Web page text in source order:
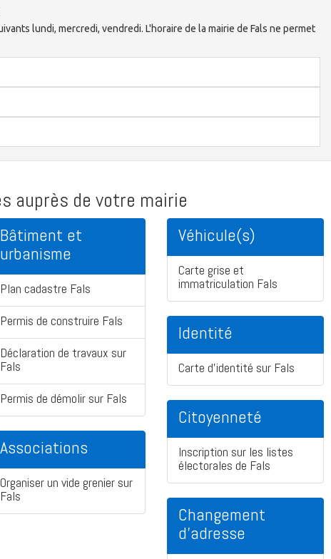
lundi, mercredi, vendredi. L'horaire de la mairie de Fals ne permet
auprès de votre mairie
Bâtiment et
urbanisme
Plan cadastre Fals
Permis de construire Fals
Déclaration de travaux sur
Fals
Permis de démolir sur Fals
Associations
Organiser un vide grenier sur
Fals
Véhicule(s)
Carte grise et
immatriculation Fals
Identité
Carte d'identité sur Fals
Citoyenneté
Inscription sur les listes
électorales de Fals
Changement
d'adresse